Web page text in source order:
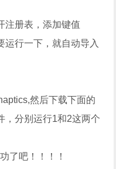
注册表，添加键值
运行一下，就自动导入
然后下载下面的
，分别运行1和2这两个
吧！！！！